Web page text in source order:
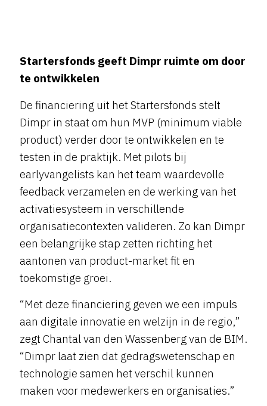
Startersfonds geeft Dimpr ruimte om door
te ontwikkelen
De financiering uit het Startersfonds stelt
Dimpr in staat om hun MVP (minimum viable
product) verder door te ontwikkelen en te
testen in de praktijk. Met pilots bij
earlyvangelists kan het team waardevolle
feedback verzamelen en de werking van het
activatiesysteem in verschillende
organisatiecontexten valideren. Zo kan Dimpr
een belangrijke stap zetten richting het
aantonen van product-market fit en
toekomstige groei.
“Met deze financiering geven we een impuls
aan digitale innovatie en welzijn in de regio,”
zegt Chantal van den Wassenberg van de BIM.
“Dimpr laat zien dat gedragswetenschap en
technologie samen het verschil kunnen
maken voor medewerkers en organisaties.”